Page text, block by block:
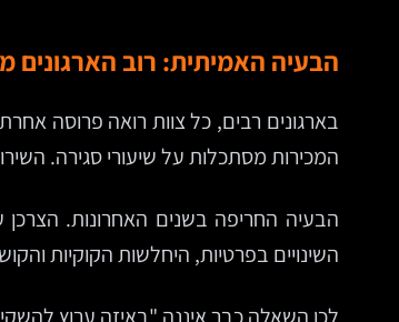
הבעיה האמיתית: רוב הארגונים
המכירות מסתכלות על שיעורי סגירה.
הבעיה החריפה בשנים האחרונות. הצרכן
השינויים בפרטיות, היחלשות הקוקיות